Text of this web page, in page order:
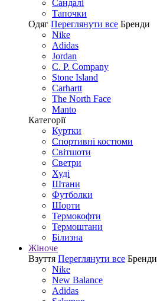
Сандалі
Tапочки
Одяг Переглянути все Бренди
Nike
Adidas
Jordan
C. P. Company
Stone Island
Carhartt
The North Face
Manto
Категорії
Куртки
Спортивні костюми
Світшоти
Светри
Худі
Штани
Футболки
Шорти
Термокофти
Термоштани
Білизна
Жіноче
Взуття Переглянути все Бренди
Nike
New Balance
Adidas